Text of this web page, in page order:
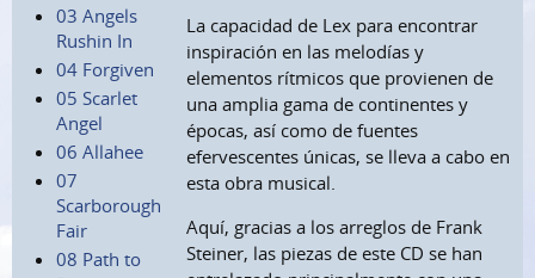
03 Angels
Rushin In
04 Forgiven
05 Scarlet
Angel
06 Allahee
07
Scarborough
Fair
08 Path to
La capacidad de Lex para encontrar
inspiración en las melodías y
elementos rítmicos que provienen de
una amplia gama de continentes y
épocas, así como de fuentes
efervescentes únicas, se lleva a cabo en
esta obra musical.
Aquí, gracias a los arreglos de Frank
Steiner, las piezas de este CD se han